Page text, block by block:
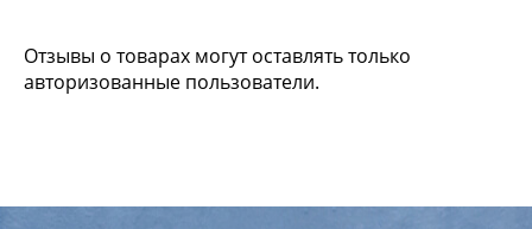
Отзывы о товарах могут оставлять только
авторизованные пользователи.